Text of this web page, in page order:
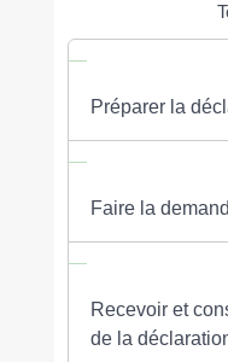
Préparer la
Faire la
Recevoir et
de la